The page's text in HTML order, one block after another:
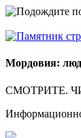
Мордовия:
СМОТРИТЕ.